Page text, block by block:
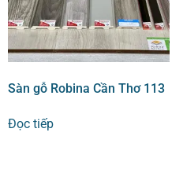
Sàn gỗ Robina Cần Thơ 113
Đọc tiếp